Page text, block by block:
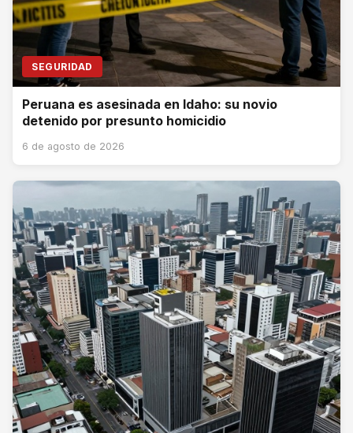
SEGURIDAD
Peruana es asesinada en Idaho: su novio
detenido por presunto homicidio
6 de agosto de 2026